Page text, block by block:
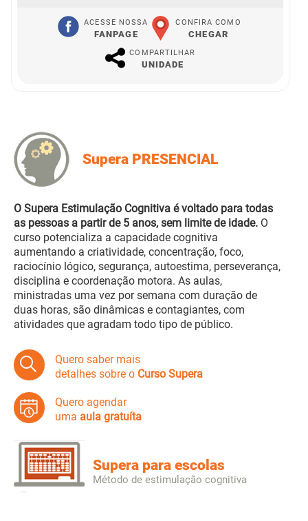
ACESSE NOSSA
FANPAGE
CONFIRA COMO
CHEGAR
COMPARTILHAR
UNIDADE
Supera PRESENCIAL
O Supera Estimulação Cognitiva é voltado para todas
as pessoas a partir de 5 anos, sem limite de idade. O
curso potencializa a capacidade cognitiva
aumentando a criatividade, concentração, foco,
raciocínio lógico, segurança, autoestima, perseverança,
disciplina e coordenação motora. As aulas,
ministradas uma vez por semana com duração de
duas horas, são dinâmicas e contagiantes, com
atividades que agradam todo tipo de público.
Quero saber mais
detalhes sobre o Curso Supera
Quero agendar
uma aula gratuíta
Supera para escolas
Método de estimulação cognitiva